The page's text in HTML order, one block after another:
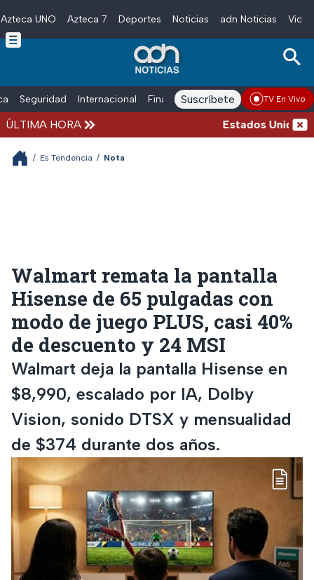
Skip to main content
Azteca UNO Azteca 7 Deportes Noticias adn Noticias
Seguridad Internacional Finanzas adn Noticias Radio
Suscríbete TV En Vivo
ÚLTIMA HORA Estados Unidos
/ Es Tendencia / Nota
Walmart remata la pantalla
Hisense de 65 pulgadas con
modo de juego PLUS, casi 40%
de descuento y 24 MSI
Walmart deja la pantalla Hisense en
$8,990, escalado por IA, Dolby
Vision, sonido DTSX y mensualidad
de $374 durante dos años.